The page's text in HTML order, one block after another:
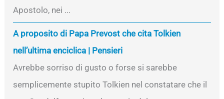
Apostolo, nei ...
A proposito di Papa Prevost che cita Tolkien
nell’ultima enciclica | Pensieri
Avrebbe sorriso di gusto o forse si sarebbe
semplicemente stupito Tolkien nel constatare che il